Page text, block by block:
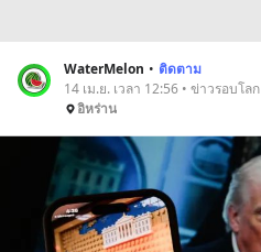
WaterMelon • ติดตาม
14 เม.ย. เวลา 12:56 • ข่าวรอบโลก
อิหร่าน